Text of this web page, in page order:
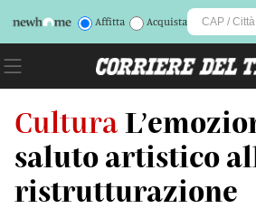
Affitta Acquista
Cultura
saluto artistico
ristrutturazione